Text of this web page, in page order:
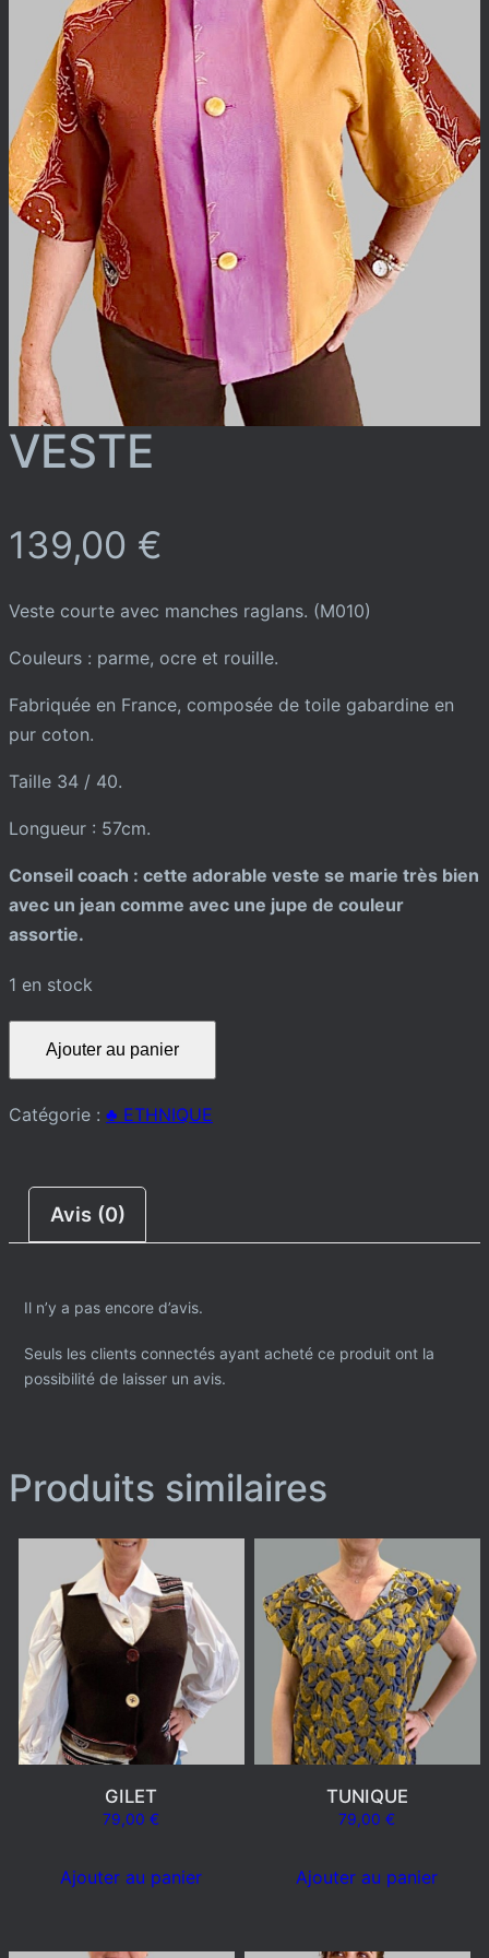
VESTE
139,00 €
Veste courte avec manches raglans. (M010)
Couleurs : parme, ocre et rouille.
Fabriquée en France, composée de toile gabardine en
pur coton.
Taille 34 / 40.
Longueur : 57cm.
Conseil coach : cette adorable veste se marie très bien
avec un jean comme avec une jupe de couleur
assortie.
1 en stock
Ajouter au panier
Catégorie : ♣️ ETHNIQUE
Avis (0)
Il n’y a pas encore d’avis.
Seuls les clients connectés ayant acheté ce produit ont la
possibilité de laisser un avis.
Produits similaires
GILET
79,00€
Ajouter au panier
TUNIQUE
79,00€
Ajouter au panier